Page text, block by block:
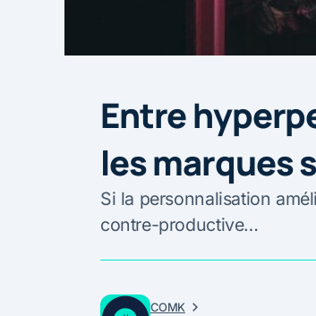
Entre
les marques
Si la personnalisation
contre-productive…
COMK